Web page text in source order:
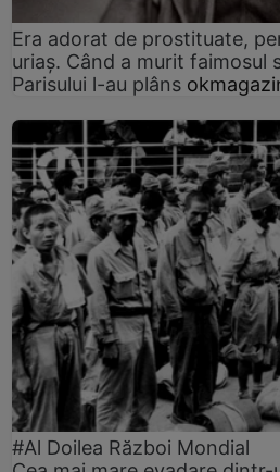
Era adorat de prostituate,
uriaș. Când a murit
Parisului l-au plâns
#Al Doilea Război Mondial